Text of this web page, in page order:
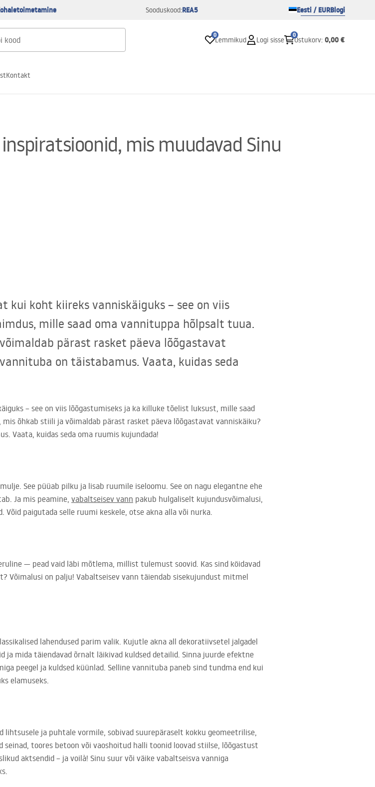
Sooduskood:REA5 Eesti / EURBlogi
0
Lemmikud Logi sisse
0
Ostukorv: 0,00 €
Kontakt
mis muudavad Sinu
kui koht kiireks vanniskäiguks – see on viis
mille saad oma vannituppa hõlpsalt tuua.
pärast rasket päeva lõõgastavat
on täistabamus. Vaata, kuidas seda
– see on viis lõõgastumiseks ja ka killuke tõelist luksust, mille saad
õhkab stiili ja võimaldab pärast rasket päeva lõõgastavat vanniskäiku?
Vaata, kuidas seda oma ruumis kujundada!
See püüab pilku ja lisab ruumile iseloomu. See on nagu elegantne ehe
Ja mis peamine, vabaltseisev vann pakub hulgaliselt kujundusvõimalusi,
paigutada selle ruumi keskele, otse akna alla või nurka.
— pead vaid läbi mõtlema, millist tulemust soovid. Kas sind köidavad
Võimalusi on palju! Vabaltseisev vann täiendab sisekujundust mitmel
lahendused parim valik. Kujutle akna all dekoratiivsetel jalgadel
mida täiendavad õrnalt läikivad kuldsed detailid. Sinna juurde efektne
peegel ja kuldsed küünlad. Selline vannituba paneb sind tundma end kui
elamuseks.
ja puhtale vormile, sobivad suurepäraselt kokku geomeetrilise,
seinad, toores betoon või vaoshoitud halli toonid loovad stiilse, lõõgastust
aktsendid – ja voilà! Sinu suur või väike vabaltseisva vanniga